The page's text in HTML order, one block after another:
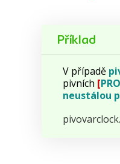
Příklad
V případě
pivních [
neustálou